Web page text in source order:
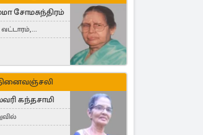
சோமசுந்திரம்
வட்டாரம்,
கந்தசாமி